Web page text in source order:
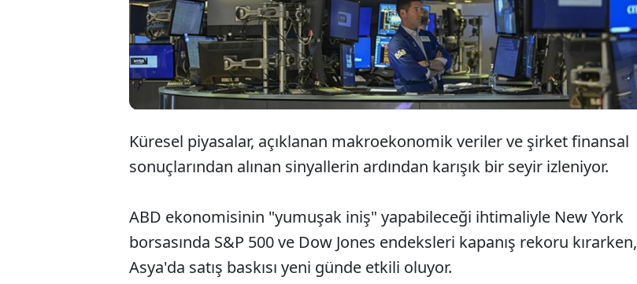
Küresel piyasalar, açıklanan makroekonomik veriler ve şirket finansal
sonuçlarından alınan sinyallerin ardından karışık bir seyir izleniyor.
ABD ekonomisinin "yumuşak iniş" yapabileceği ihtimaliyle New York
borsasında S&P 500 ve Dow Jones endeksleri kapanış rekoru kırarken,
Asya'da satış baskısı yeni günde etkili oluyor.